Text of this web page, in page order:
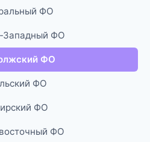
ФО
Западный ФО
ФО
ФО
ФО
ФО